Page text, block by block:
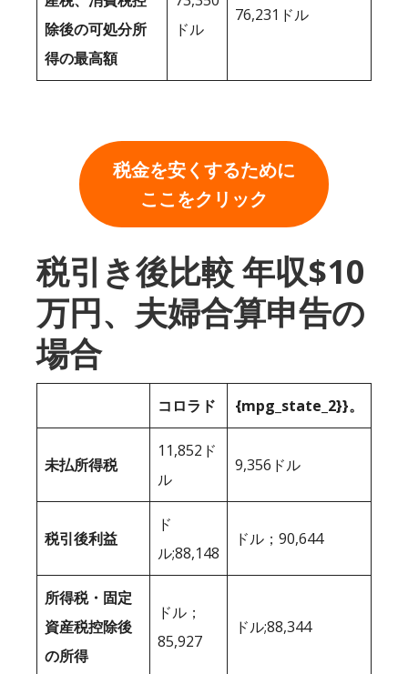
除後の可処分所
得の最高額
ドル
76,231ドル
税金を安くするために
ここをクリック
税引き後比較 年収$10
万円、夫婦合算申告の
場合
コロラド {mpg_state_2}}。
未払所得税
11,852ド
ル
9,356ドル
税引後利益
ド
ル;88,148
ドル；90,644
所得税・固定
資産税控除後
の所得
ドル；
85,927
ドル;88,344